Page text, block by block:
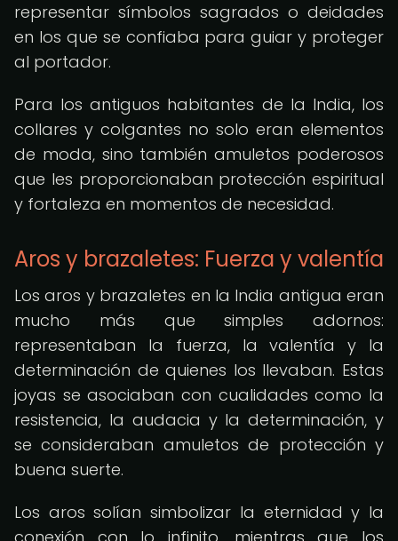
representar símbolos sagrados o deidades
en los que se confiaba para guiar y proteger
al portador.
Para los antiguos habitantes de la India, los
collares y colgantes no solo eran elementos
de moda, sino también amuletos poderosos
que les proporcionaban protección espiritual
y fortaleza en momentos de necesidad.
Aros y brazaletes: Fuerza y valentía
Los aros y brazaletes en la India antigua eran
mucho más que simples adornos:
representaban la fuerza, la valentía y la
determinación de quienes los llevaban. Estas
joyas se asociaban con cualidades como la
resistencia, la audacia y la determinación, y
se consideraban amuletos de protección y
buena suerte.
Los aros solían simbolizar la eternidad y la